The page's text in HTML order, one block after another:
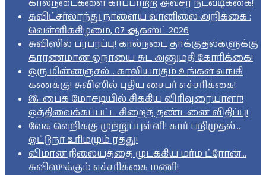
கால்நடைகளை காப்பாற்ற அவசர நடவடிக்கை!
சுவிட்சர்லாந்து நாளைய வானிலை அறிக்கை :
வெள்ளிக்கிழமை, 07 ஆகஸ்ட் 2026
சுவிஸில் பரபரப்பு! கால்நடை தாக்குதல்களுக்கு
காரணமான ஓநாயை சுட அனுமதி கோரிக்கை!
ஒரு மின்னஞ்சல்… காலியாகும் உங்கள் வங்கி
கணக்கு! சுவிஸில் புதிய சைபர் எச்சரிக்கை!
இ-பைக் மோசடியில் சிக்கிய விரிவுரையாளர்!
ஒத்திவைக்கப்பட்ட சிறைத் தண்டனை விதிப்பு!
வேக வெறிக்கு முற்றுப்புள்ளி! கார் பறிமுதல்…
ஓட்டுநர் உரிமமும் ரத்து!
விமான நிலையத்தை முடக்கிய மர்ம ட்ரோன்…
சுவிஸுக்கும் எச்சரிக்கை மணி!